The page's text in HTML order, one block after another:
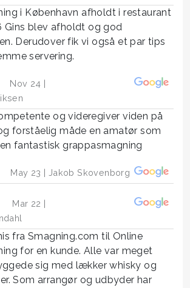
i København afholdt i restaurant
Gins blev afholdt og god
Derudover fik vi også et par tips
servering.
Nov 24 |
og videregiver viden på
forståelig måde en amatør som
fantastisk grappasmagning
May 23 | Jakob Skovenborg
Mar 22 |
fra Smagning.com til Online
for en kunde. Alle var meget
sig med lækker whisky og
Som arrangør og udbyder har